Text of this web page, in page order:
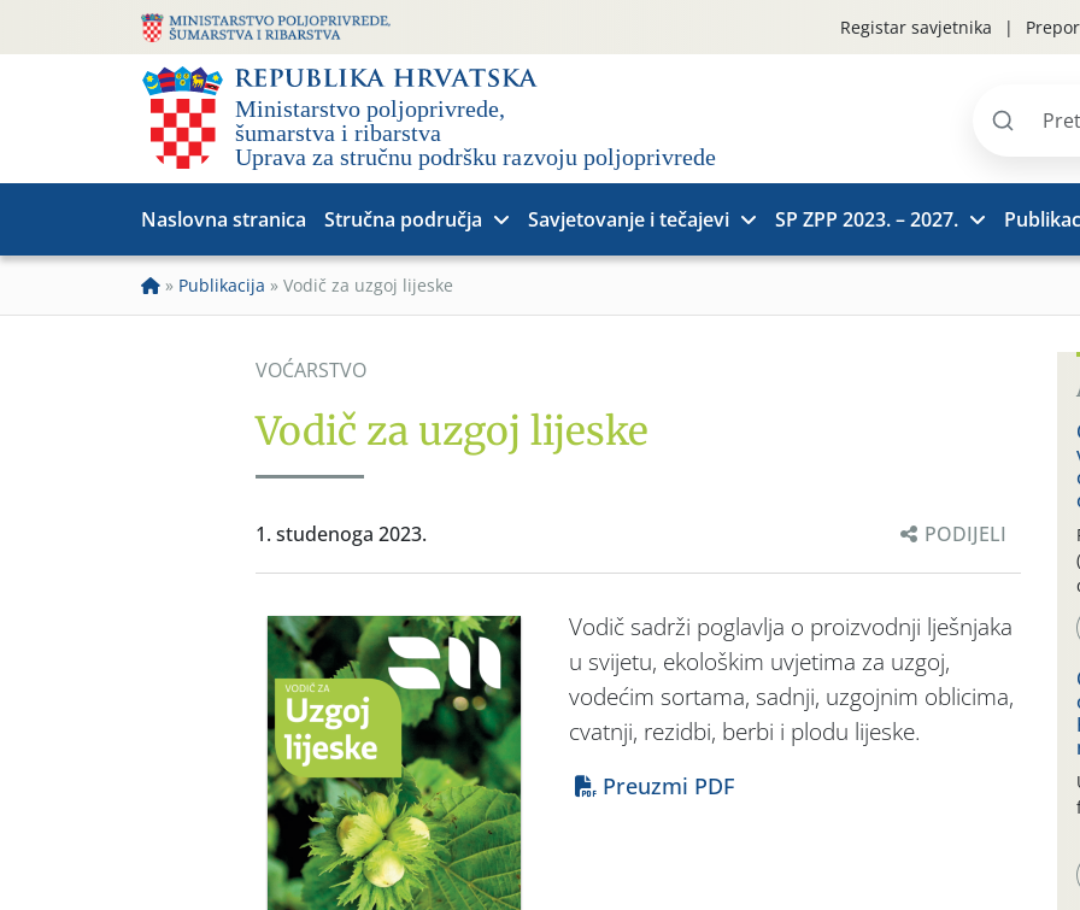
Registar savjetnika
Pretraži
Naslovna stranica Stručna područja Savjetovanje i tečajevi SP ZPP 2023. – 2027.
» Publikacija » Vodič za uzgoj lijeske
VOĆARSTVO
Vodič za uzgoj lijeske
1. studenoga 2023. PODIJELI
Vodič sadrži poglavlja o proizvodnji lješnjaka
u svijetu, ekološkim uvjetima za uzgoj,
vodećim sortama, sadnji, uzgojnim oblicima,
cvatnji, rezidbi, berbi i plodu lijeske.
Preuzmi PDF